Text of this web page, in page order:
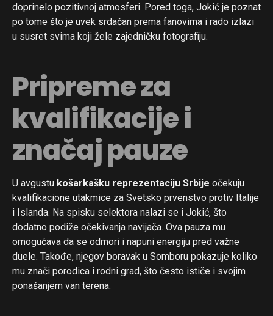
doprinelo pozitivnoj atmosferi. Pored toga, Jokić je poznat
po tome što je uvek srdačan prema fanovima i rado izlazi
u susret svima koji žele zajedničku fotografiju.
Pripreme za
kvalifikacije i
značaj pauze
U avgustu košarkašku reprezentaciju Srbije očekuju
kvalifikacione utakmice za Svetsko prvenstvo protiv Italije
i Islanda. Na spisku selektora nalazi se i Jokić, što
dodatno podiže očekivanja navijača. Ova pauza mu
omogućava da se odmori i napuni energiju pred važne
duele. Takođe, njegov boravak u Somboru pokazuje koliko
mu znači porodica i rodni grad, što često ističe i svojim
ponašanjem van terena.